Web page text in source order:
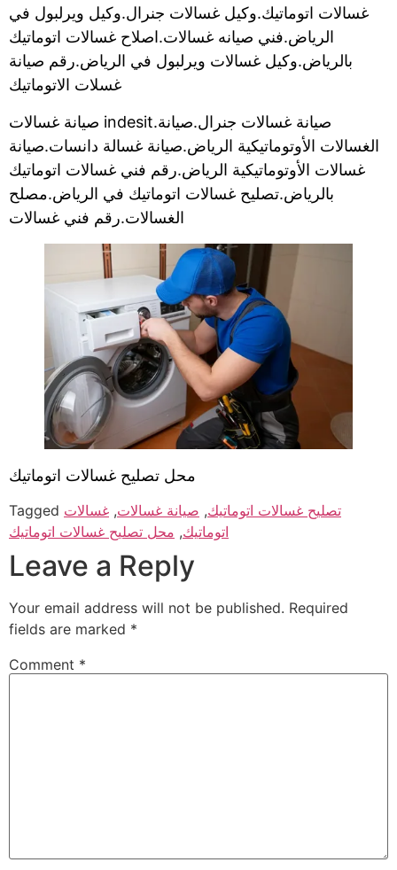
غسالات اتوماتيك.وكيل غسالات جنرال.وكيل ويرلبول في
الرياض.فني صيانه غسالات.اصلاح غسالات اتوماتيك
بالرياض.وكيل غسالات ويرلبول في الرياض.رقم صيانة
غسلات الاتوماتيك
صيانة غسالات indesit.صيانة غسالات جنرال.صيانة
الغسالات الأوتوماتيكية الرياض.صيانة غسالة دانسات.صيانة
غسالات الأوتوماتيكية الرياض.رقم فني غسالات اتوماتيك
بالرياض.تصليح غسالات اتوماتيك في الرياض.مصلح
الغسالات.رقم فني غسالات
محل تصليح غسالات اتوماتيك
Tagged تصليح غسالات اتوماتيك, صيانة غسالات, غسالات
اتوماتيك, محل تصليح غسالات اتوماتيك
Leave a Reply
Your email address will not be published. Required
fields are marked *
Comment *